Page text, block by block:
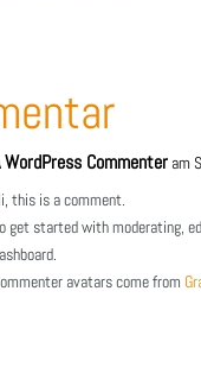
WordPress Commenter am
this is a comment.
get started with moderating,
avatars come from